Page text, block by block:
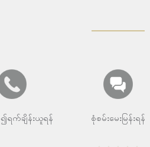
ရက်ချိန်းယူရန် စုံစမ်းမေးမြန်းရန်